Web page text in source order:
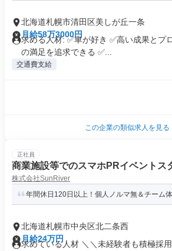
北海道札幌市清田区美しが丘一条
月給58万3000円
求める人材: ✅車が好き ✅高い成果とプ
の満足を追求できる ✅...
交通費支給
この企業の類似求人を見る
正社員
商業施設等でのスマホPRイベントス
株式会社SunRiver
年間休日120日以上！個人ノルマ無＆チーム
北海道札幌市中央区北二条西
月給24万円
求めている人材 ＼＼未経験者も積極採